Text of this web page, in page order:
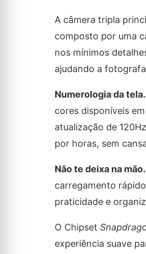
A câmera tripla
composto por uma
nos mínimos
ajudando a
Numerologia da tela.
cores disponíveis
atualização de
por horas, sem
Não te deixa na mão.
carregamento
praticidade e
O Chipset
experiência suave